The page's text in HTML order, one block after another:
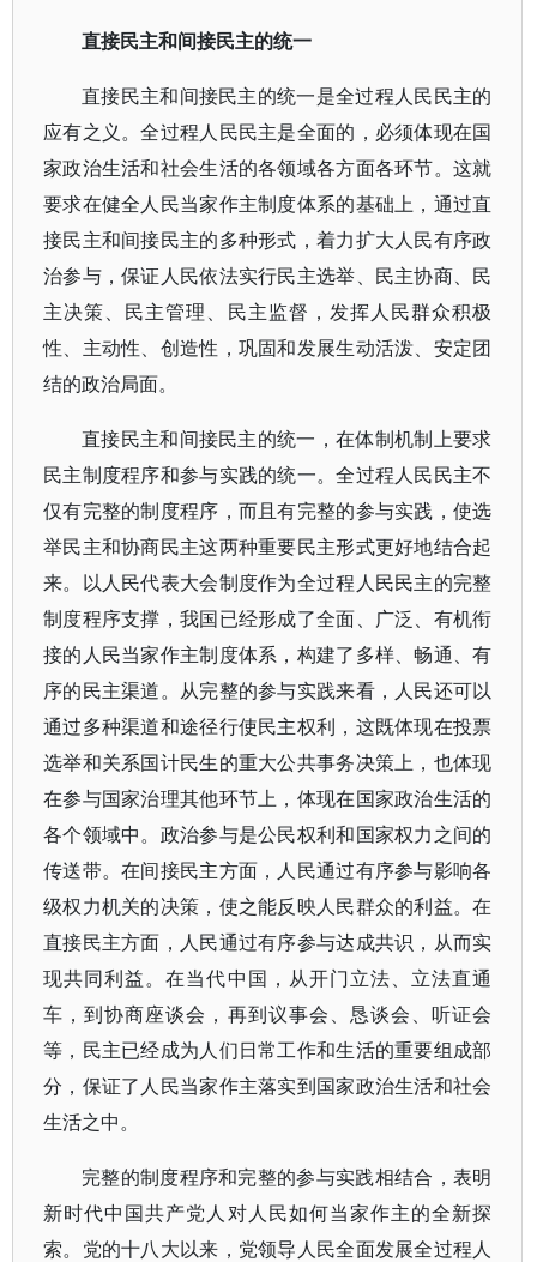
直接民主和间接民主的统一
直接民主和间接民主的统一是全过程人民民主的
应有之义。全过程人民民主是全面的，必须体现在国
家政治生活和社会生活的各领域各方面各环节。这就
要求在健全人民当家作主制度体系的基础上，通过直
接民主和间接民主的多种形式，着力扩大人民有序政
治参与，保证人民依法实行民主选举、民主协商、民
主决策、民主管理、民主监督，发挥人民群众积极
性、主动性、创造性，巩固和发展生动活泼、安定团
结的政治局面。
直接民主和间接民主的统一，在体制机制上要求
民主制度程序和参与实践的统一。全过程人民民主不
仅有完整的制度程序，而且有完整的参与实践，使选
举民主和协商民主这两种重要民主形式更好地结合起
来。以人民代表大会制度作为全过程人民民主的完整
制度程序支撑，我国已经形成了全面、广泛、有机衔
接的人民当家作主制度体系，构建了多样、畅通、有
序的民主渠道。从完整的参与实践来看，人民还可以
通过多种渠道和途径行使民主权利，这既体现在投票
选举和关系国计民生的重大公共事务决策上，也体现
在参与国家治理其他环节上，体现在国家政治生活的
各个领域中。政治参与是公民权利和国家权力之间的
传送带。在间接民主方面，人民通过有序参与影响各
级权力机关的决策，使之能反映人民群众的利益。在
直接民主方面，人民通过有序参与达成共识，从而实
现共同利益。在当代中国，从开门立法、立法直通
车，到协商座谈会，再到议事会、恳谈会、听证会
等，民主已经成为人们日常工作和生活的重要组成部
分，保证了人民当家作主落实到国家政治生活和社会
生活之中。
完整的制度程序和完整的参与实践相结合，表明
新时代中国共产党人对人民如何当家作主的全新探
索。党的十八大以来，党领导人民全面发展全过程人